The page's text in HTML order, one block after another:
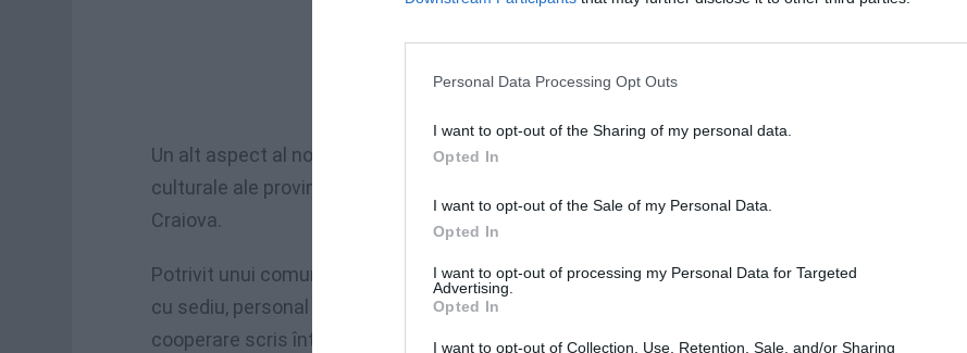
Personal Data Processing Opt Outs
I want to opt-out of the Sharing of my personal data.
Opted In
I want to opt-out of the Sale of my Personal Data.
Opted In
I want to opt-out of processing my Personal Data for Targeted
Advertising.
Opted In
I want to opt-out of Collection, Use, Retention, Sale, and/or Sharing
Un alt aspect al noii strategii a conducerii ICR este constituirea de filiale în centre
culturale ale provinciilor istorice din România: la Iaşi, Cluj-Napoca, Timişoara şi
Craiova.
Potrivit unui comunicat ICR preluat de Agerpres "prin 'filială' înţelegem o unitate,
cu sediu, personal şi echipamente proprii, organizată pe baza unui acord de
cooperare scris între ICR, conducerea acelei unităţi, pe de o parte şi primari,